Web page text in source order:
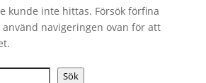
kunde inte hittas. Försök förfina
navigeringen ovan för att
Sök